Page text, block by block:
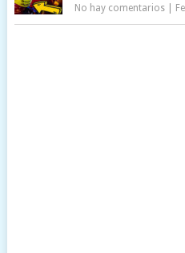
No hay comentarios|